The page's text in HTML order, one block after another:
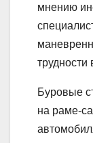
мнению
трудности
Буровые
на раме-